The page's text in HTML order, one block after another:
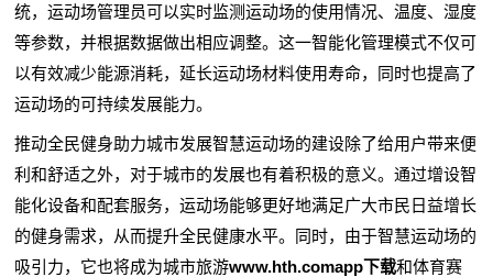
统，运动场管理员可以实时监测运动场的使用情况、温度、湿度
等参数，并根据数据做出相应调整。这一智能化管理模式不仅可
以有效减少能源消耗，延长运动场材料使用寿命，同时也提高了
运动场的可持续发展能力。
推动全民健身助力城市发展智慧运动场的建设除了给用户带来便
利和舒适之外，对于城市的发展也有着积极的意义。通过增设智
能化设备和配套服务，运动场能够更好地满足广大市民日益增长
的健身需求，从而提升全民健康水平。同时，由于智慧运动场的
吸引力，它也将成为城市旅游www.hth.comapp下载和体育赛